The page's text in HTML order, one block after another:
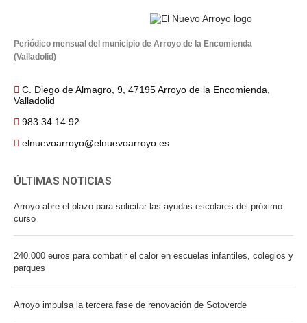
Periódico mensual del municipio de Arroyo de la Encomienda
(Valladolid)
C. Diego de Almagro, 9, 47195 Arroyo de la Encomienda,
Valladolid
983 34 14 92
elnuevoarroyo@elnuevoarroyo.es
ÚLTIMAS NOTICIAS
Arroyo abre el plazo para solicitar las ayudas escolares del próximo
curso
240.000 euros para combatir el calor en escuelas infantiles, colegios y
parques
Arroyo impulsa la tercera fase de renovación de Sotoverde